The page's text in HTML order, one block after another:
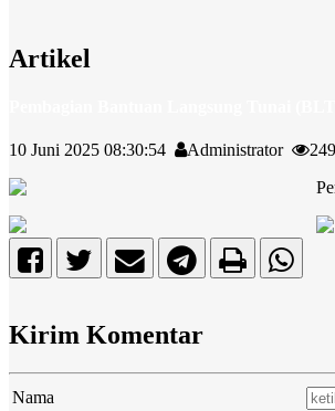
Artikel
10 Juni 2025 08:30:54 Administrator
Kirim Komentar
Nama